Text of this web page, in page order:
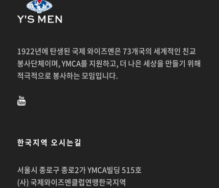
1922년에 탄생된 국제 와이즈멘은 73개국의 세계적인 친교
봉사단체이며, YMCA를 지원하고, 더 나은 세상을 만들기 위해
적극적으로 봉사하는 모임입니다.
한국지역 오시는길
서울시 종로구 종로2가 YMCA빌딩 515호
(사) 국제와이즈멘클럽연맹한국지역